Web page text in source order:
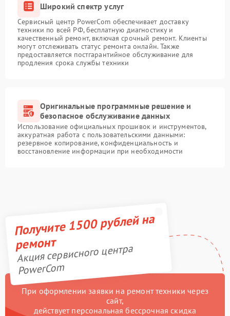
Широкий спектр услуг
Сервисный центр PowerCom обеспечивает доставку
техники по всей РФ, бесплатную диагностику и
качественный ремонт, включая срочный ремонт. Клиенты
могут отслеживать статус ремонта онлайн. Также
предоставляется постгарантийное обслуживание для
продления срока службы техники
Оригинальные программные решение и
безопасное обслуживание данных
Использование официальных прошивок и инструментов,
аккуратная работа с пользовательскими данными:
резервное копирование, конфиденциальность и
восстановление информации при необходимости
Получите 1500 рублей на
ремонт
Акция сервисного центра
PowerCom
При оформлении заявки на ремонт техники через
сайт,
действует персональная бессрочная скидка